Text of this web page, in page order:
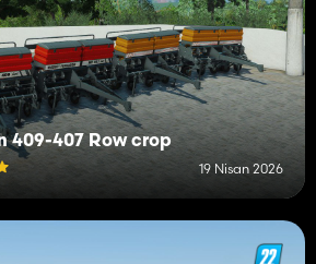
409-407 Row crop
19 Nisan 2026